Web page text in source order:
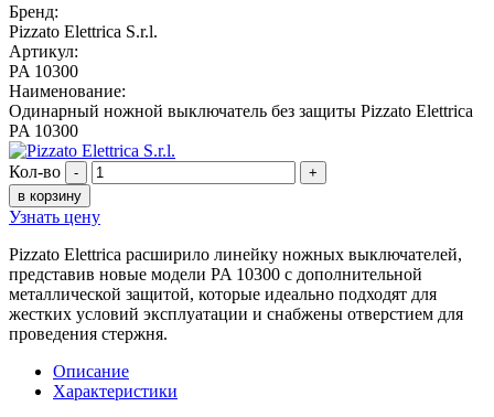
Бренд:
Pizzato Elettrica S.r.l.
Артикул:
PA 10300
Наименование:
Одинарный ножной выключатель без защиты Pizzato Elettrica
PA 10300
Кол-во -
+
в корзину
Узнать цену
Pizzato Elettrica расширило линейку ножных выключателей,
представив новые модели PA 10300 с дополнительной
металлической защитой, которые идеально подходят для
жестких условий эксплуатации и снабжены отверстием для
проведения стержня.
Описание
Характеристики